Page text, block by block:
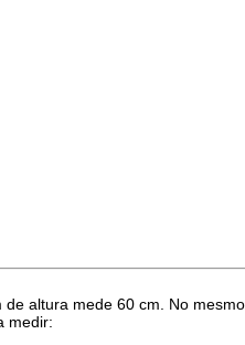
altura mede 60 cm. No
medir: